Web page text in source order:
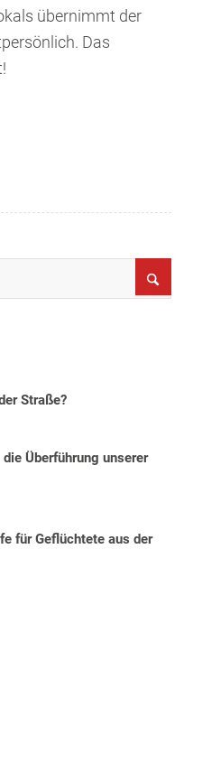
übernimmt der
Das
Straße?
Überführung unserer
für Geflüchtete aus der